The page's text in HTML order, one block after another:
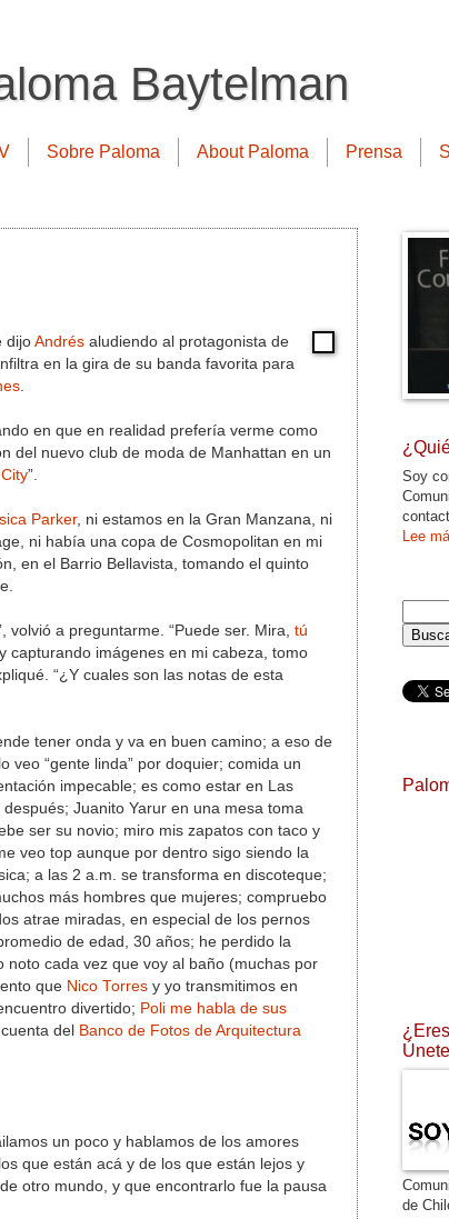
Baytelman
Sobre Paloma About Paloma Prensa
dijo Andrés aludiendo al protagonista de
en la gira de su banda favorita para
en que en realidad prefería verme como
del nuevo club de moda de Manhattan en un
”.
Parker, ni estamos en la Gran Manzana, ni
ni había una copa de Cosmopolitan en mi
en el Barrio Bellavista, tomando el quinto
volvió a preguntarme. “Puede ser. Mira, tú
capturando imágenes en mi cabeza, tomo
“¿Y cuales son las notas de esta
tener onda y va en buen camino; a eso de
veo “gente linda” por doquier; comida un
impecable; es como estar en Las
Juanito Yarur en una mesa toma
ser su novio; miro mis zapatos con taco y
veo top aunque por dentro sigo siendo la
a las 2 a.m. se transforma en discoteque;
más hombres que mujeres; compruebo
atrae miradas, en especial de los pernos
de edad, 30 años; he perdido la
noto cada vez que voy al baño (muchas por
que Nico Torres y yo transmitimos en
divertido; Poli me habla de sus
del Banco de Fotos de Arquitectura
un poco y hablamos de los amores
que están acá y de los que están lejos y
otro mundo, y que encontrarlo fue la pausa
Soy
Lee
de